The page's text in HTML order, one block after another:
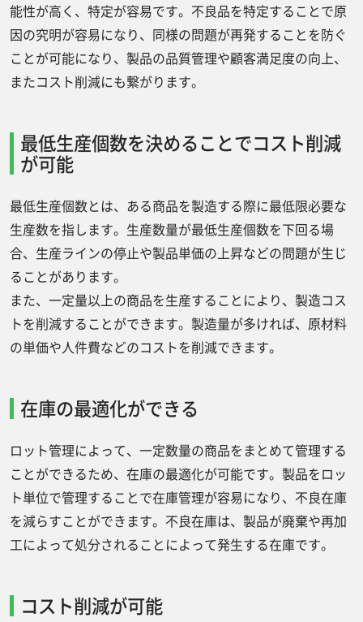
能性が高く、特定が容易です。不良品を特定することで原
因の究明が容易になり、同様の問題が再発することを防ぐ
ことが可能になり、製品の品質管理や顧客満足度の向上、
またコスト削減にも繋がります。
最低生産個数を決めることでコスト削減
が可能
最低生産個数とは、ある商品を製造する際に最低限必要な
生産数を指します。生産数量が最低生産個数を下回る場
合、生産ラインの停止や製品単価の上昇などの問題が生じ
ることがあります。
また、一定量以上の商品を生産することにより、製造コス
トを削減することができます。製造量が多ければ、原材料
の単価や人件費などのコストを削減できます。
在庫の最適化ができる
ロット管理によって、一定数量の商品をまとめて管理する
ことができるため、在庫の最適化が可能です。製品をロッ
ト単位で管理することで在庫管理が容易になり、不良在庫
を減らすことができます。不良在庫は、製品が廃棄や再加
工によって処分されることによって発生する在庫です。
コスト削減が可能